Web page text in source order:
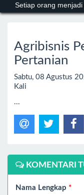
Setiap orang
Agribisnis
Pertanian
Sabtu, 08 Agustus
Kali
...
KOMENTARI
Nama Lengkap *